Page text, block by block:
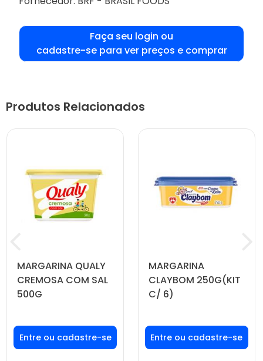
Faça seu login ou
cadastre-se para ver preços e comprar
Produtos Relacionados
MARGARINA QUALY
CREMOSA COM SAL
500G
Faça seu login ou
cadastre-se para
ver preços e
MARGARINA
CLAYBOM 250G(KIT
C/ 6)
Faça seu login ou
cadastre-se para
ver preços e